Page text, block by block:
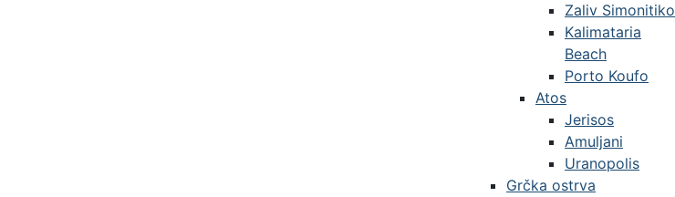
Zaliv Simonitiko
Kalimataria
Beach
Porto Koufo
Atos
Jerisos
Amuljani
Uranopolis
Grčka ostrva